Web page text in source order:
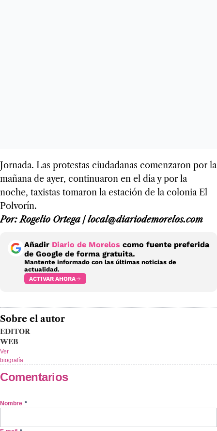
Jornada. Las protestas ciudadanas comenzaron por la
mañana de ayer, continuaron en el día y por la
noche, taxistas tomaron la estación de la colonia El
Polvorín.
Por: Rogelio Ortega / local@diariodemorelos.com
Añadir Diario de Morelos como fuente preferida
de Google de forma gratuita.
Mantente informado con las últimas noticias de
actualidad.
ACTIVAR AHORA
Sobre el autor
EDITOR
WEB
Ver
biografía
Comentarios
Nombre *